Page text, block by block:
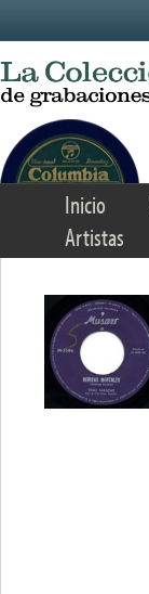
Inicio
Artistas